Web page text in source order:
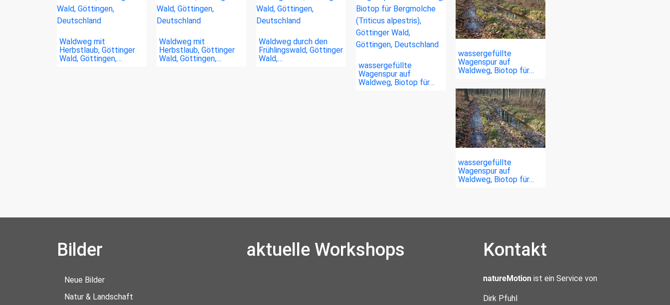
Waldweg mit
Herbstlaub, Göttinger
Wald, Göttingen,…
Waldweg mit
Herbstlaub, Göttinger
Wald, Göttingen,…
Waldweg durch den
Frühlingswald, Göttinger
Wald,…
wassergefüllte
Wagenspur auf
Waldweg, Biotop für…
wassergefüllte
Wagenspur auf
Waldweg, Biotop für…
wassergefüllte
Wagenspur auf
Waldweg, Biotop für…
Bilder
Neue Bilder
Natur & Landschaft
aktuelle Workshops Kontakt
natureMotion ist ein Service von
Dirk Pfuhl